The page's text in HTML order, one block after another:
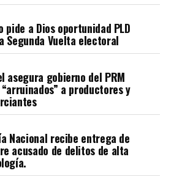
pide a Dios oportunidad PLD
Segunda Vuelta electoral
asegura gobierno del PRM
a productores y
Nacional recibe entrega de
acusado de delitos de alta